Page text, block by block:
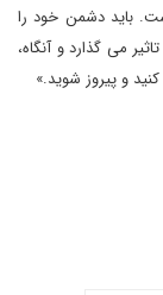
باید دشمن خود را
می گذارد و آنگاه،
و پیروز شوید.»